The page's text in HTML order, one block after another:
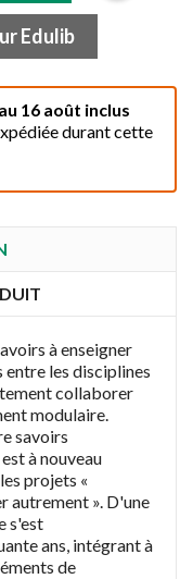
Edulib
16 août inclus
durant cette
à enseigner
les disciplines
collaborer
modulaire.
savoirs
à nouveau
projets «
autrement ». D'une
s'est
ans, intégrant à
de